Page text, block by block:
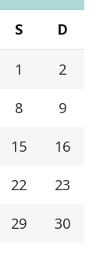
S D
1 2
8 9
15 16
22 23
29 30